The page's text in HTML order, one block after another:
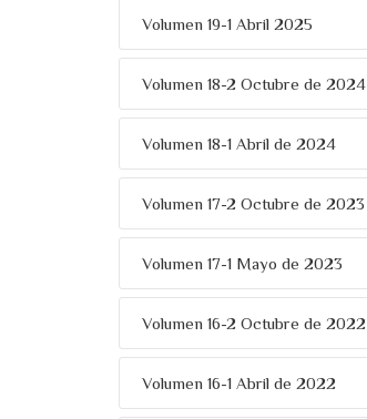
Volumen 19-1 Abril 2025
Volumen 18-2 Octubre de 2024
Volumen 18-1 Abril de 2024
Volumen 17-2 Octubre de 2023
Volumen 17-1 Mayo de 2023
Volumen 16-2 Octubre de 2022
Volumen 16-1 Abril de 2022